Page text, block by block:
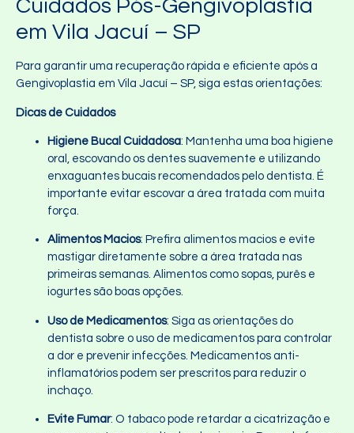
Cuidados Pós-Gengivoplastia
em Vila Jacuí – SP
Para garantir uma recuperação rápida e eficiente após a
Gengivoplastia em Vila Jacuí – SP, siga estas orientações:
Dicas de Cuidados
Higiene Bucal Cuidadosa: Mantenha uma boa higiene
oral, escovando os dentes suavemente e utilizando
enxaguantes bucais recomendados pelo dentista. É
importante evitar escovar a área tratada com muita
força.
Alimentos Macios: Prefira alimentos macios e evite
mastigar diretamente sobre a área tratada nas
primeiras semanas. Alimentos como sopas, purês e
iogurtes são boas opções.
Uso de Medicamentos: Siga as orientações do
dentista sobre o uso de medicamentos para controlar
a dor e prevenir infecções. Medicamentos anti-
inflamatórios podem ser prescritos para reduzir o
inchaço.
Evite Fumar: O tabaco pode retardar a cicatrização e